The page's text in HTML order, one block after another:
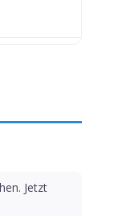
Jetzt